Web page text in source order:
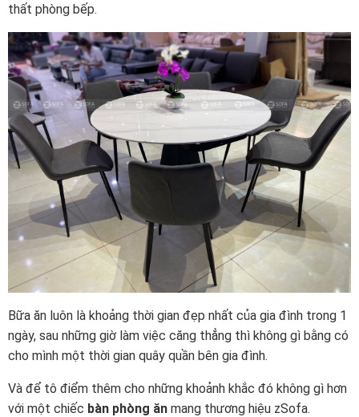
thất phòng bếp.
Bữa ăn luôn là khoảng thời gian đẹp nhất của gia đình trong 1
ngày, sau những giờ làm việc căng thẳng thì không gì bằng có
cho mình một thời gian quây quần bên gia đình.
Và để tô điểm thêm cho những khoảnh khắc đó không gì hơn
với một chiếc bàn phòng ăn mang thương hiệu zSofa.